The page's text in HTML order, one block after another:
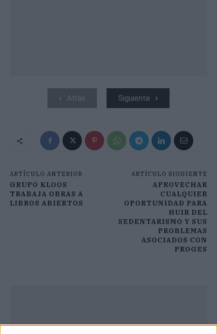
Atrás Siguiente
ARTÍCULO ANTERIOR
GRUPO KLOOS
TRABAJA OBRAS A
LIBROS ABIERTOS
ARTÍCULO SIGUIENTE
APROVECHAR
CUALQUIER
OPORTUNIDAD PARA
HUIR DEL
SEDENTARISMO Y SUS
PROBLEMAS
ASOCIADOS CON
PROGES